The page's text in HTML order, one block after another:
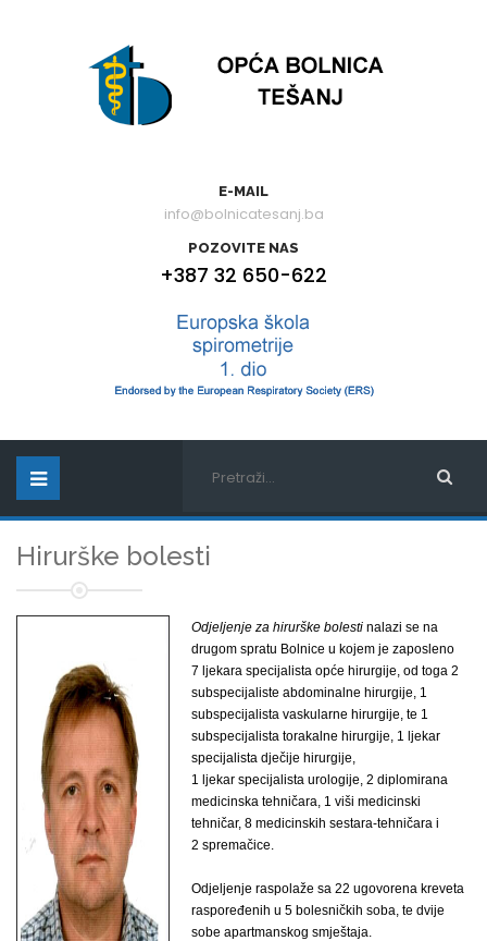
E-MAIL
info@bolnicatesanj.ba
POZOVITE NAS
+387 32 650-622
Hirurške bolesti
Odjeljenje za hirurške bolesti nalazi se na
drugom spratu Bolnice u kojem je zaposleno
7 ljekara specijalista opće hirurgije, od toga 2
subspecijaliste abdominalne hirurgije, 1
subspecijalista vaskularne hirurgije, te 1
subspecijalista torakalne hirurgije, 1 ljekar
specijalista dječije hirurgije,
1 ljekar specijalista urologije, 2 diplomirana
medicinska tehničara, 1 viši medicinski
tehničar, 8 medicinskih sestara-tehničara i
2 spremačice.
Odjeljenje raspolaže sa 22 ugovorena kreveta
raspoređenih u 5 bolesničkih soba, te dvije
sobe apartmanskog smještaja.